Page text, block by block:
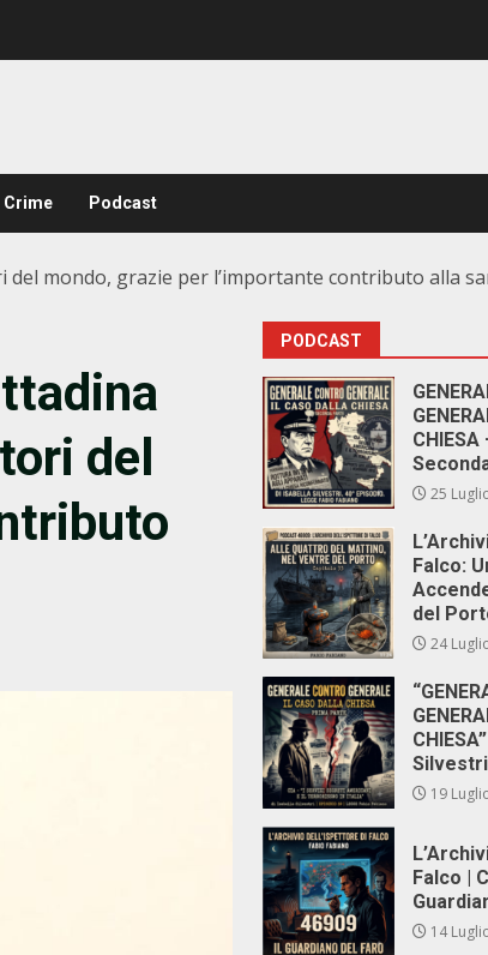
Crime Podcast
mondo, grazie per l’importante contributo alla
del
PODCAST
25
Falco:
del
24
Silvestri
19
Falco |
14